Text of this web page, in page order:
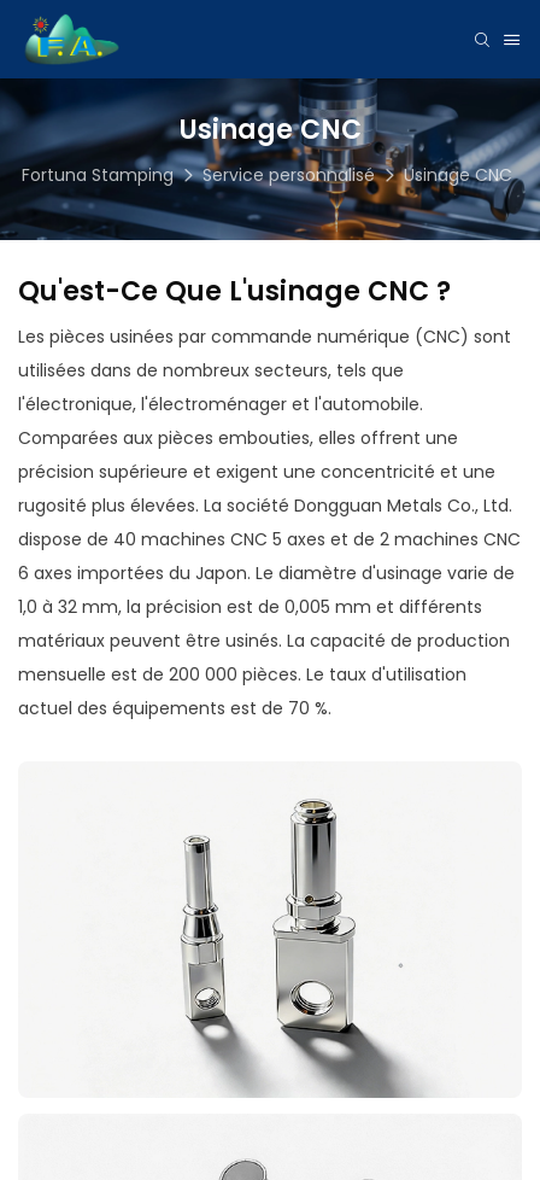
Usinage CNC
Fortuna Stamping Service personnalisé Usinage CNC
Qu'est-Ce Que L'usinage CNC ?
Les pièces usinées par commande numérique (CNC) sont
utilisées dans de nombreux secteurs, tels que
l'électronique, l'électroménager et l'automobile.
Comparées aux pièces embouties, elles offrent une
précision supérieure et exigent une concentricité et une
rugosité plus élevées. La société Dongguan Metals Co., Ltd.
dispose de 40 machines CNC 5 axes et de 2 machines CNC
6 axes importées du Japon. Le diamètre d'usinage varie de
1,0 à 32 mm, la précision est de 0,005 mm et différents
matériaux peuvent être usinés. La capacité de production
mensuelle est de 200 000 pièces. Le taux d'utilisation
actuel des équipements est de 70 %.